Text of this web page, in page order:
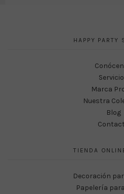
HAPPY PARTY
Marca
Nuestra
Blog
TIENDA
Decoración
Papelería